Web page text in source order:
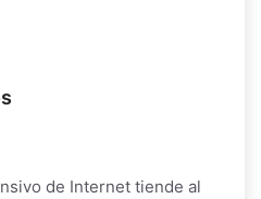
de Internet tiende al